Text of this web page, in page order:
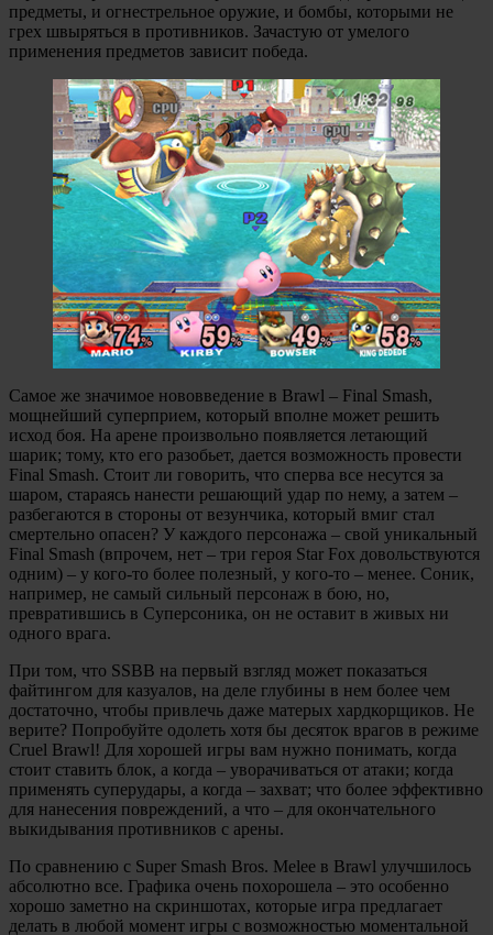
предметы, и огнестрельное оружие, и бомбы, которыми не
грех швыряться в противников. Зачастую от умелого
применения предметов зависит победа.
Самое же значимое нововведение в Brawl – Final Smash,
мощнейший суперприем, который вполне может решить
исход боя. На арене произвольно появляется летающий
шарик; тому, кто его разобьет, дается возможность провести
Final Smash. Стоит ли говорить, что сперва все несутся за
шаром, стараясь нанести решающий удар по нему, а затем –
разбегаются в стороны от везунчика, который вмиг стал
смертельно опасен? У каждого персонажа – свой уникальный
Final Smash (впрочем, нет – три героя Star Fox довольствуются
одним) – у кого-то более полезный, у кого-то – менее. Соник,
например, не самый сильный персонаж в бою, но,
превратившись в Суперсоника, он не оставит в живых ни
одного врага.
При том, что SSBB на первый взгляд может показаться
файтингом для казуалов, на деле глубины в нем более чем
достаточно, чтобы привлечь даже матерых хардкорщиков. Не
верите? Попробуйте одолеть хотя бы десяток врагов в режиме
Cruel Brawl! Для хорошей игры вам нужно понимать, когда
стоит ставить блок, а когда – уворачиваться от атаки; когда
применять суперудары, а когда – захват; что более эффективно
для нанесения повреждений, а что – для окончательного
выкидывания противников с арены.
По сравнению с Super Smash Bros. Melee в Brawl улучшилось
абсолютно все. Графика очень похорошела – это особенно
хорошо заметно на скриншотах, которые игра предлагает
делать в любой момент игры с возможностью моментальной